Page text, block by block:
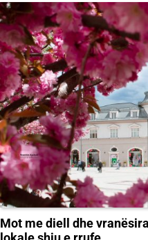
Mot me diell dhe